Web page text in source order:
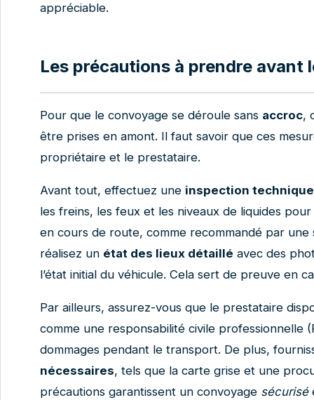
appréciable.
Les précautions à prendre avant
Pour que le convoyage se déroule sans accroc,
être prises en amont. Il faut savoir que ces
propriétaire et le prestataire.
Avant tout, effectuez une inspection technique
les freins, les feux et les niveaux de liquides
en cours de route, comme recommandé par une
réalisez un état des lieux détaillé avec des
l’état initial du véhicule. Cela sert de preuve en
Par ailleurs, assurez-vous que le prestataire
comme une responsabilité civile professionnelle
dommages pendant le transport. De plus,
nécessaires, tels que la carte grise et une
précautions garantissent un convoyage sécurisé